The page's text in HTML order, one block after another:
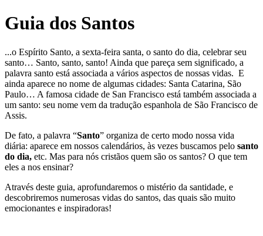
Guia dos Santos
...o Espírito Santo, a sexta-feira santa, o santo do dia, celebrar seu
santo… Santo, santo, santo! Ainda que pareça sem significado, a
palavra santo está associada a vários aspectos de nossas vidas. E
ainda aparece no nome de algumas cidades: Santa Catarina, São
Paulo… A famosa cidade de San Francisco está também associada a
um santo: seu nome vem da tradução espanhola de São Francisco de
Assis.
De fato, a palavra “Santo” organiza de certo modo nossa vida
diária: aparece em nossos calendários, às vezes buscamos pelo santo
do dia, etc. Mas para nós cristãos quem são os santos? O que tem
eles a nos ensinar?
Através deste guia, aprofundaremos o mistério da santidade, e
descobriremos numerosas vidas do santos, das quais são muito
emocionantes e inspiradoras!